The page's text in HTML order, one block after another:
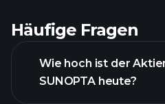
Häufige Fragen
Wie hoch ist der
SUNOPTA heute?